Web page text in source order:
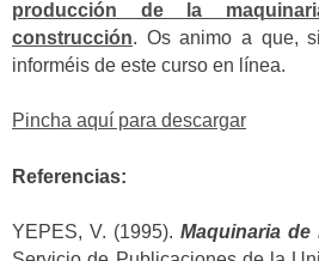
producción de la
construcción. Os animo a que,
informéis de este curso en línea.
Pincha aquí para descargar
Referencias:
YEPES, V. (1995). Maquinaria de